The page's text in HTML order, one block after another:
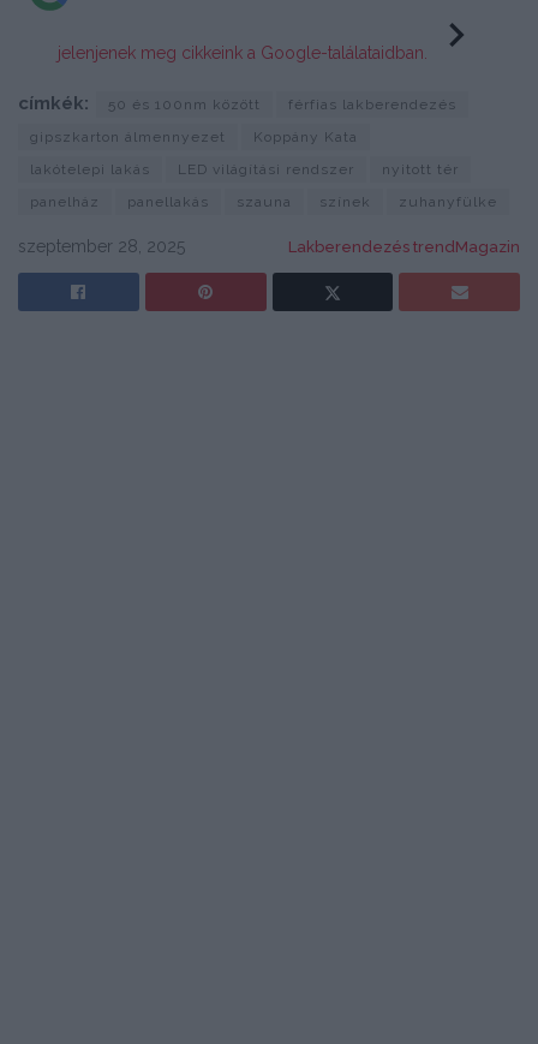
jelenjenek meg cikkeink a Google-találataidban.
címkék: 50 és 100nm között
férfias lakberendezés
gipszkarton álmennyezet
Koppány Kata
lakótelepi lakás
LED világítási rendszer
nyitott tér
panelház
panellakás szauna színek zuhanyfülke
szeptember 28, 2025 Lakberendezés trendMagazin